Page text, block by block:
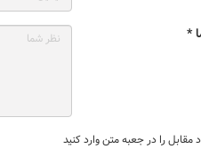
*
مقابل را در جعبه متن وارد کنید